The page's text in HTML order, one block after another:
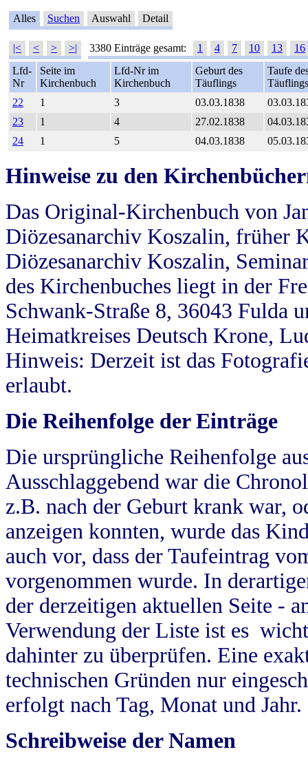
Alles Suchen Auswahl Detail
|< < > >| 3380 Einträge gesamt: 1 4 7 10 13
16
Lfd-
Nr
Seite im
Kirchenbuch
Lfd-Nr im
Kirchenbuch
Geburt des
Täuflings
Taufe
Täuflings
22
1 3 03.03.1838
23
1 4 27.02.1838
24
1 5 04.03.1838
Hinweise zu den
Das Original-Kirchenbuch von
Diözesanarchiv Koszalin, früher
Diözesanarchiv Koszalin,
des Kirchenbuches liegt in der
Schwank-Straße 8, 36043 Fulda
Heimatkreises Deutsch Krone,
Hinweis: Derzeit ist das
erlaubt.
Die Reihenfolge der Einträge
Die ursprüngliche Reihenfolge
Ausschlaggebend war die
z.B. nach der Geburt krank war,
anzeigen konnten, wurde das
auch vor, dass der Taufeintrag
vorgenommen wurde. In
der derzeitigen aktuellen Seite -
Verwendung der Liste ist es
dahinter zu überprüfen. Eine
technischen Gründen nur
erfolgt nach Tag, Monat und Jahr.
Schreibweise der Namen